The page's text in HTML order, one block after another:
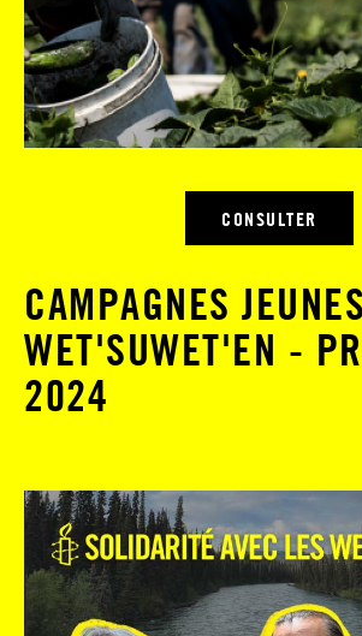
CONSULTER
CAMPAGNES
WET'SUWET'EN -
2024